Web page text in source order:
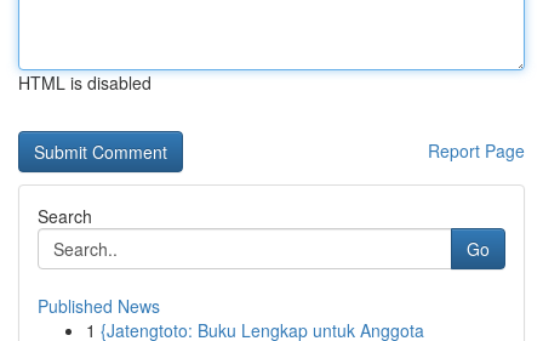
HTML is disabled
Report Page
Search
Go
Published News
1 {Jatengtoto: Buku Lengkap untuk Anggota